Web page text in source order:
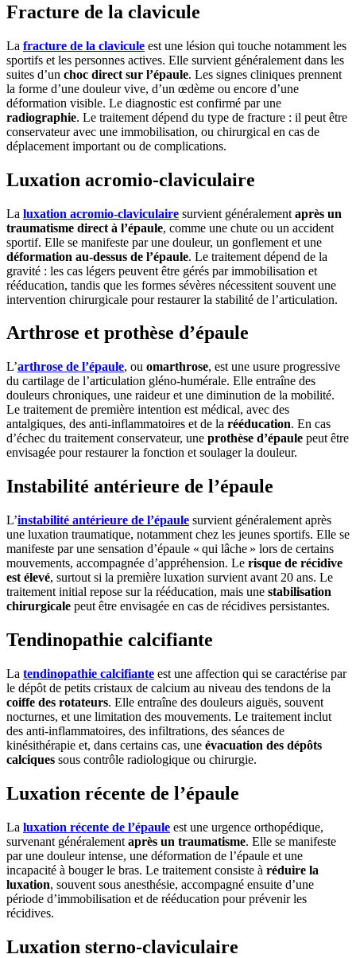
Fracture de la clavicule
La fracture de la clavicule est une lésion qui touche notamment les
sportifs et les personnes actives. Elle survient généralement dans les
suites d’un choc direct sur l’épaule. Les signes cliniques prennent
la forme d’une douleur vive, d’un œdème ou encore d’une
déformation visible. Le diagnostic est confirmé par une
radiographie. Le traitement dépend du type de fracture : il peut être
conservateur avec une immobilisation, ou chirurgical en cas de
déplacement important ou de complications.
Luxation acromio-claviculaire
La luxation acromio-claviculaire survient généralement après un
traumatisme direct à l’épaule, comme une chute ou un accident
sportif. Elle se manifeste par une douleur, un gonflement et une
déformation au-dessus de l’épaule. Le traitement dépend de la
gravité : les cas légers peuvent être gérés par immobilisation et
rééducation, tandis que les formes sévères nécessitent souvent une
intervention chirurgicale pour restaurer la stabilité de l’articulation.
Arthrose et prothèse d’épaule
L’arthrose de l’épaule, ou omarthrose, est une usure progressive
du cartilage de l’articulation gléno-humérale. Elle entraîne des
douleurs chroniques, une raideur et une diminution de la mobilité.
Le traitement de première intention est médical, avec des
antalgiques, des anti-inflammatoires et de la rééducation. En cas
d’échec du traitement conservateur, une prothèse d’épaule peut être
envisagée pour restaurer la fonction et soulager la douleur.
Instabilité antérieure de l’épaule
L’instabilité antérieure de l’épaule survient généralement après
une luxation traumatique, notamment chez les jeunes sportifs. Elle se
manifeste par une sensation d’épaule « qui lâche » lors de certains
mouvements, accompagnée d’appréhension. Le risque de récidive
est élevé, surtout si la première luxation survient avant 20 ans. Le
traitement initial repose sur la rééducation, mais une stabilisation
chirurgicale peut être envisagée en cas de récidives persistantes.
Tendinopathie calcifiante
La tendinopathie calcifiante est une affection qui se caractérise par
le dépôt de petits cristaux de calcium au niveau des tendons de la
coiffe des rotateurs. Elle entraîne des douleurs aiguës, souvent
nocturnes, et une limitation des mouvements. Le traitement inclut
des anti-inflammatoires, des infiltrations, des séances de
kinésithérapie et, dans certains cas, une évacuation des dépôts
calciques sous contrôle radiologique ou chirurgie.
Luxation récente de l’épaule
La luxation récente de l’épaule est une urgence orthopédique,
survenant généralement après un traumatisme. Elle se manifeste
par une douleur intense, une déformation de l’épaule et une
incapacité à bouger le bras. Le traitement consiste à réduire la
luxation, souvent sous anesthésie, accompagné ensuite d’une
période d’immobilisation et de rééducation pour prévenir les
récidives.
Luxation sterno-claviculaire